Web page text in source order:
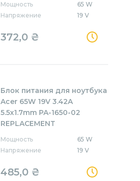
Мощность
65 W
Напряжение
19 V
372,0 ₴
Блок питания для ноутбука
Acer 65W 19V 3.42A
5.5x1.7mm PA-1650-02
REPLACEMENT
Мощность
65 W
Напряжение
19 V
485,0 ₴